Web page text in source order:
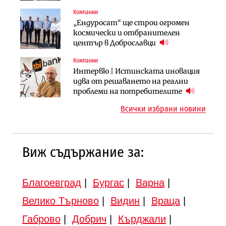
Компании
„Ендуросат“ ще строи огромен
космически и отбранителен
център в Доброславци
Компании
Интервю | Истинската иновация
идва от решаването на реални
проблеми на потребителите
Компании
„Хювефарма“ подписа договор за
придобиване на Euroapi Italy
Инфраструктура
АПИ възложи промяната на
парцеларния план за
Публични финанси
След 20 години застой: Данъчните
оценки на имотите може да бъдат
Инфраструктура
Вторият мост над Варненското
езеро става част от бъдещата
Всички избрани новини
Виж съдържание за:
Благоевград Бургас| Варна|
Велико Търново| Видин Враца|
Габрово| Добрич Кърджали